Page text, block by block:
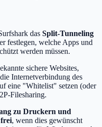
das Split-Tunneling
festlegen, welche Apps und
werden müssen.
sichere Websites,
Internetverbindung des
eine "Whitelist" setzen (oder
Filesharing.
zu Druckern und
frei, wenn dies gewünscht